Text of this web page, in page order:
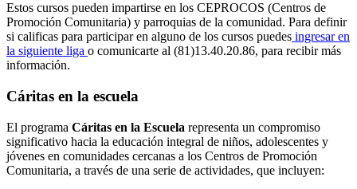
Estos cursos pueden impartirse en los CEPROCOS (Centros de
Promoción Comunitaria) y parroquias de la comunidad. Para definir
si calificas para participar en alguno de los cursos puedes ingresar en
la siguiente liga o comunicarte al (81)13.40.20.86, para recibir más
información.
Cáritas en la escuela
El programa Cáritas en la Escuela representa un compromiso
significativo hacia la educación integral de niños, adolescentes y
jóvenes en comunidades cercanas a los Centros de Promoción
Comunitaria, a través de una serie de actividades, que incluyen: